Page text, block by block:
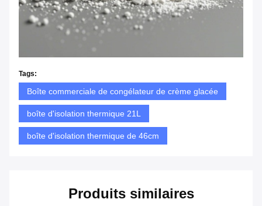
Tags:
Boîte commerciale de congélateur de crème glacée
boîte d'isolation thermique 21L
boîte d'isolation thermique de 46cm
Produits similaires